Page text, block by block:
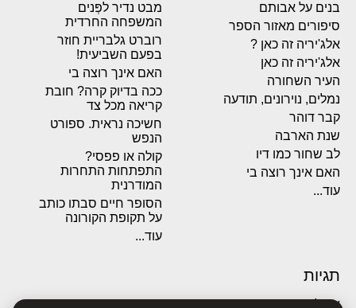
בנים על אבותם
סיפורים מאזור הספר
אלג'יריה זה כאן ?
אלג'יריה זה כאן
העיר השחורה
נמלים, נוירונים, תודעה
קבר דוהר
שנת הארבה
לב שחור כמו דיו
האם אינך רוצה בי
עוד...
מבט נדיר לפְּנים
המשפחה החרדית
רוברט גלבריית חוזר
בפעם השביעית!
האם אינך רוצה בי
ככה בדיוק קרה? חובת
קריאה מכל צד
חשיכה נראית. ספורט
הנפש
קולה או פפסי?
התפתחות התחרות
המודרנית
הסופר חיים סבתו כותב
על תקופת הקורונה
עוד...
תגיות
אבולוציה